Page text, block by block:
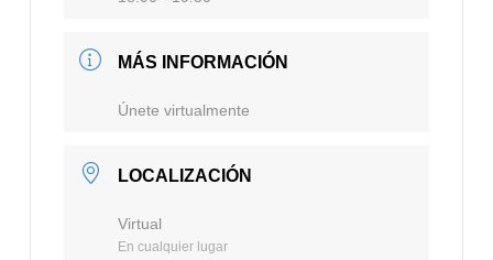
MÁS INFORMACIÓN
Únete virtualmente
LOCALIZACIÓN
Virtual
En cualquier lugar